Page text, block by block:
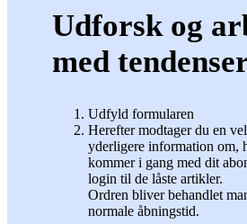
Udforsk og
med
Udfyld formularen
Herefter modtager du en
yderligere information om,
kommer i gang med dit
login til de låste artikler.
Ordren bliver behandlet
normale åbningstid.